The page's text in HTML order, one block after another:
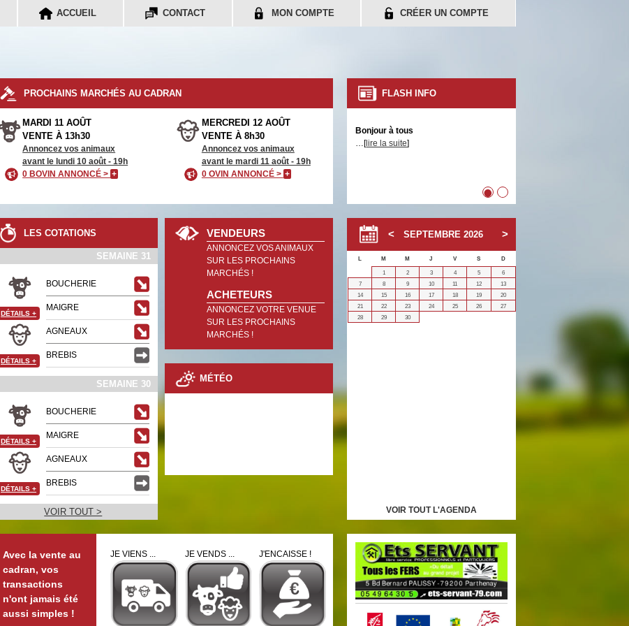
ACCUEIL CONTACT MON COMPTE CRÉER UN COMPTE
PROCHAINS MARCHÉS AU CADRAN
MARDI 11 AOÛT
VENTE À 13h30
Annoncez vos animaux
avant le lundi 10 août - 19h
0 BOVIN ANNONCÉ >+
MERCREDI 12 AOÛT
VENTE À 8h30
Annoncez vos animaux
avant le mardi 11 août - 19h
0 OVIN ANNONCÉ > +
FLASH INFO
Bonjour à tous
…[lire la suite]
••
LES COTATIONS
SEMAINE 31
BOUCHERIE
MAIGRE
DÉTAILS +
AGNEAUX
BREBIS
DÉTAILS +
SEMAINE 30
BOUCHERIE
MAIGRE
DÉTAILS +
AGNEAUX
BREBIS
DÉTAILS +
VOIR TOUT >
VENDEURS
ANNONCEZ VOS ANIMAUX
SUR LES PROCHAINS
MARCHÉS !
ACHETEURS
ANNONCEZ VOTRE VENUE
SUR LES PROCHAINS
MARCHÉS !
MÉTÉO
SEPTEMBRE 2026
L M M J V S
D
1
2 3 4 5
6
7
8 9 10 11 12
13
14
15 16 17 18 19
20
21
22 23 24 25 26
27
28
29 30
VOIR TOUT L'AGENDA
Avec la vente au
cadran, vos
transactions
n'ont jamais été
aussi simples !
JE VIENS ... JE VENDS ... J'ENCAISSE !